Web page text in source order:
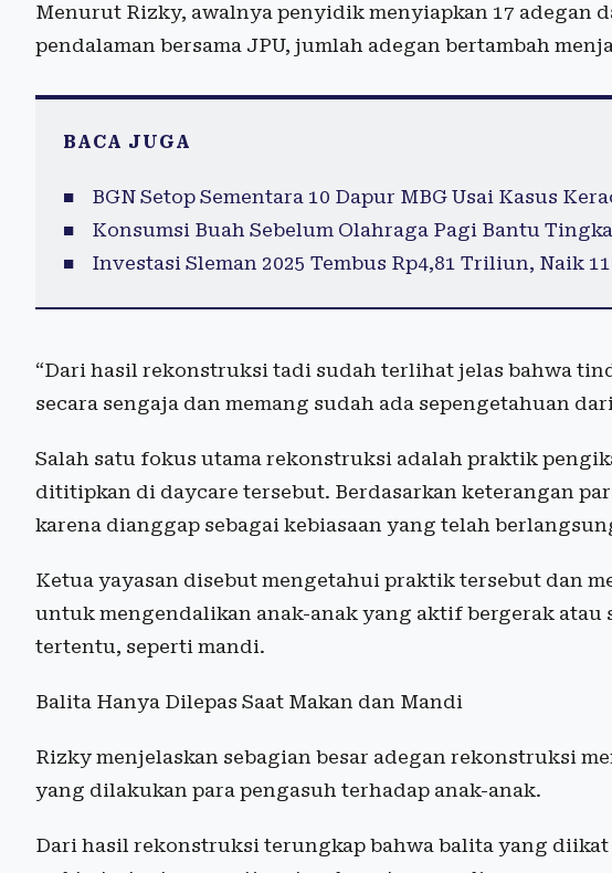
Menurut Rizky, awalnya penyidik menyiapkan 17 adegan
pendalaman bersama JPU, jumlah adegan bertambah
BACA JUGA
BGN Setop Sementara 10 Dapur MBG Usai Kasus
Konsumsi Buah Sebelum Olahraga Pagi Bantu
Investasi Sleman 2025 Tembus Rp4,81 Triliun, Naik
“Dari hasil rekonstruksi tadi sudah terlihat jelas bahwa
secara sengaja dan memang sudah ada sepengetahuan
Salah satu fokus utama rekonstruksi adalah praktik
dititipkan di daycare tersebut. Berdasarkan keterangan
karena dianggap sebagai kebiasaan yang telah
Ketua yayasan disebut mengetahui praktik tersebut dan
untuk mengendalikan anak-anak yang aktif bergerak
tertentu, seperti mandi.
Balita Hanya Dilepas Saat Makan dan Mandi
Rizky menjelaskan sebagian besar adegan rekonstruksi
yang dilakukan para pengasuh terhadap anak-anak.
Dari hasil rekonstruksi terungkap bahwa balita yang